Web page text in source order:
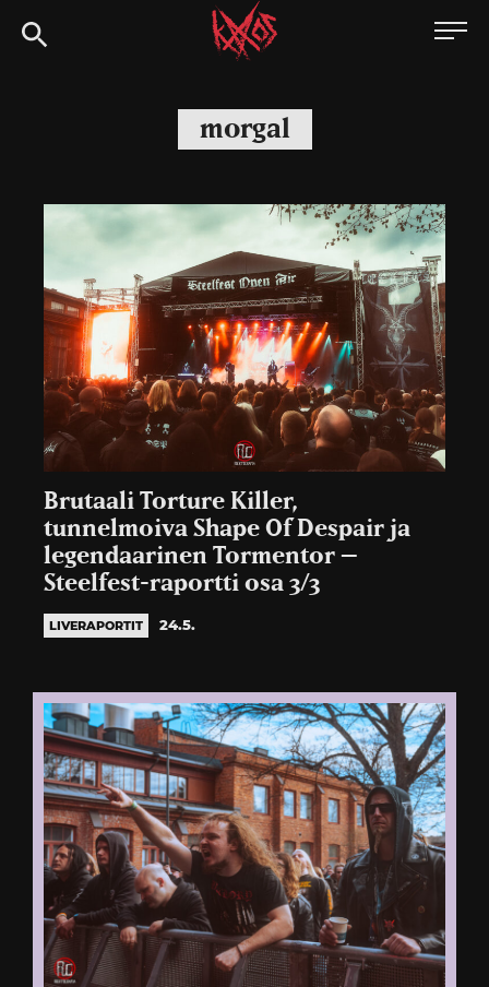
Siirry
suoraan
Kaaoszine
morgal
Brutaali Torture Killer,
tunnelmoiva Shape Of Despair ja
legendaarinen Tormentor –
Steelfest-raportti osa 3/3
LIVERAPORTIT 24.5.